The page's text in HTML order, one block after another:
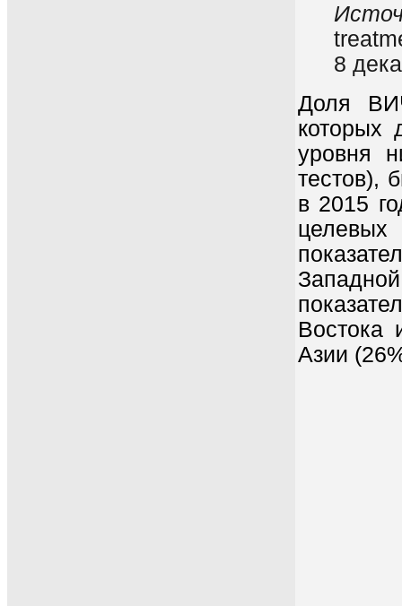
8
Доля
которых
уровня
тестов),
в 2015
Востока
Азии